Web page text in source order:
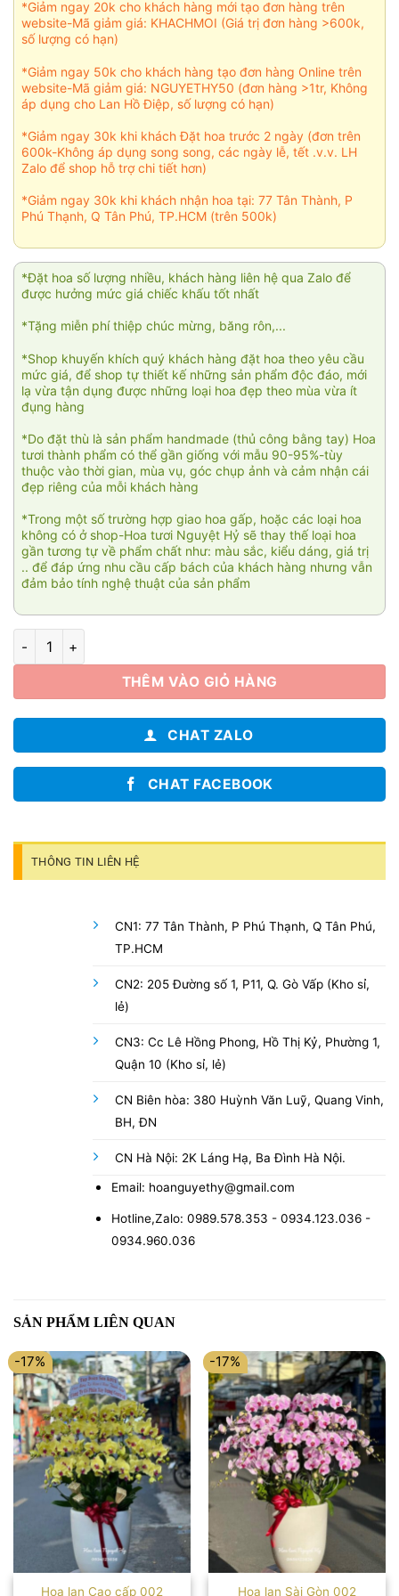
*Giảm ngay 20k cho khách hàng mới tạo đơn hàng trên
website-Mã giảm giá: KHACHMOI (Giá trị đơn hàng >600k,
số lượng có hạn)
*Giảm ngay 50k cho khách hàng tạo đơn hàng Online trên
website-Mã giảm giá: NGUYETHY50 (đơn hàng >1tr, Không
áp dụng cho Lan Hồ Điệp, số lượng có hạn)
*Giảm ngay 30k khi khách Đặt hoa trước 2 ngày (đơn trên
600k-Không áp dụng song song, các ngày lễ, tết .v.v. LH
Zalo để shop hỗ trợ chi tiết hơn)
*Giảm ngay 30k khi khách nhận hoa tại: 77 Tân Thành, P
Phú Thạnh, Q Tân Phú, TP.HCM (trên 500k)
*Đặt hoa số lượng nhiều, khách hàng liên hệ qua Zalo để
được hưởng mức giá chiếc khấu tốt nhất
*Tặng miễn phí thiệp chúc mừng, băng rôn,...
*Shop khuyến khích quý khách hàng đặt hoa theo yêu cầu
mức giá, để shop tự thiết kế những sản phẩm độc đáo, mới
lạ vừa tận dụng được những loại hoa đẹp theo mùa vừa ít
đụng hàng
*Do đặt thù là sản phẩm handmade (thủ công bằng tay) Hoa
tươi thành phẩm có thể gần giống với mẫu 90-95%-tùy
thuộc vào thời gian, mùa vụ, góc chụp ảnh và cảm nhận cái
đẹp riêng của mỗi khách hàng
*Trong một số trường hợp giao hoa gấp, hoặc các loại hoa
không có ở shop-Hoa tươi Nguyệt Hỷ sẽ thay thế loại hoa
gần tương tự về phẩm chất như: màu sắc, kiểu dáng, giá trị
.. để đáp ứng nhu cầu cấp bách của khách hàng nhưng vẫn
đảm bảo tính nghệ thuật của sản phẩm
Hoa lan Sài Gòn 010 số lượng
THÊM VÀO GIỎ HÀNG
CHAT ZALO
CHAT FACEBOOK
THÔNG TIN LIÊN HỆ
CN1: 77 Tân Thành, P Phú Thạnh, Q Tân Phú,
TP.HCM
CN2: 205 Đường số 1, P11, Q. Gò Vấp (Kho sỉ,
lẻ)
CN3: Cc Lê Hồng Phong, Hồ Thị Kỷ, Phường 1,
Quận 10 (Kho sỉ, lẻ)
CN Biên hòa: 380 Huỳnh Văn Luỹ, Quang Vinh,
BH, ĐN
CN Hà Nội: 2K Láng Hạ, Ba Đình Hà Nội.
Email: hoanguyethy@gmail.com
Hotline,Zalo: 0989.578.353 - 0934.123.036 -
0934.960.036
SẢN PHẨM LIÊN QUAN
-17%
Hoa lan Cao cấp 002
-17%
Hoa lan Sài Gòn 002